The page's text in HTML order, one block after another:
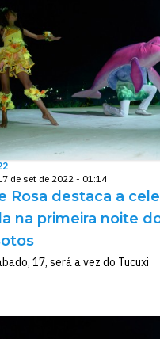
de set de 2022 - 01:14
Rosa destaca a
na primeira noite
17, será a vez do Tucuxi